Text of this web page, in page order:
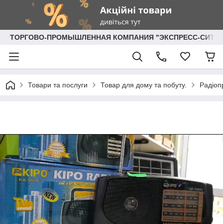
ТОРГОВО-ПРОМЫШЛЕННАЯ КОМПАНИЯ "ЭКСПРЕСС-СИТИ"
Товари та послуги Товар для дому та побуту.